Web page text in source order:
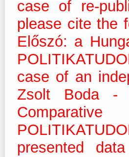
case of re-
please cite the
Előszó: a
case of an
Zsolt Boda -
presented